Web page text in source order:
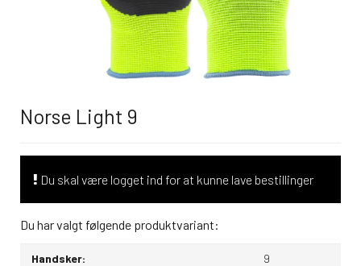
Norse Light 9
Du skal være logget ind for at kunne lave bestillinger
Du har valgt følgende produktvariant:
Handsker: 9